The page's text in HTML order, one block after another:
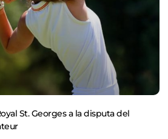
St. Georges a la disputa del